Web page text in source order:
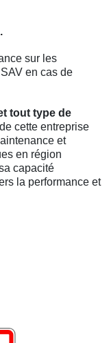
sur les
en cas de
tout type de
cette entreprise
et
en région
capacité
la performance et